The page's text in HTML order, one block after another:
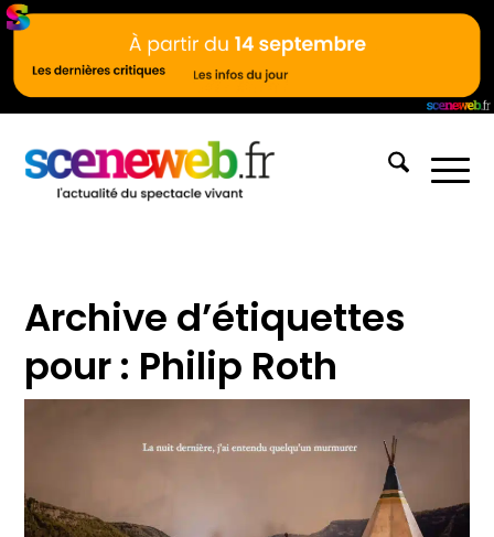
Archive d’étiquettes
pour : Philip Roth